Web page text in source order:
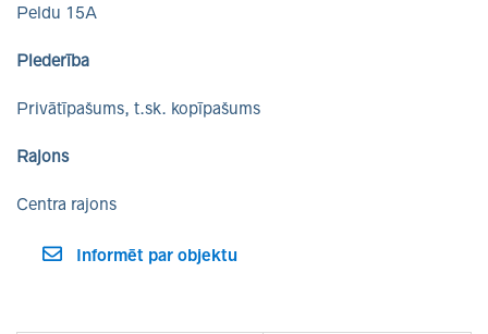
Peldu 15A
Piederība
Privātīpašums, t.sk. kopīpašums
Rajons
Centra rajons
Informēt par objektu